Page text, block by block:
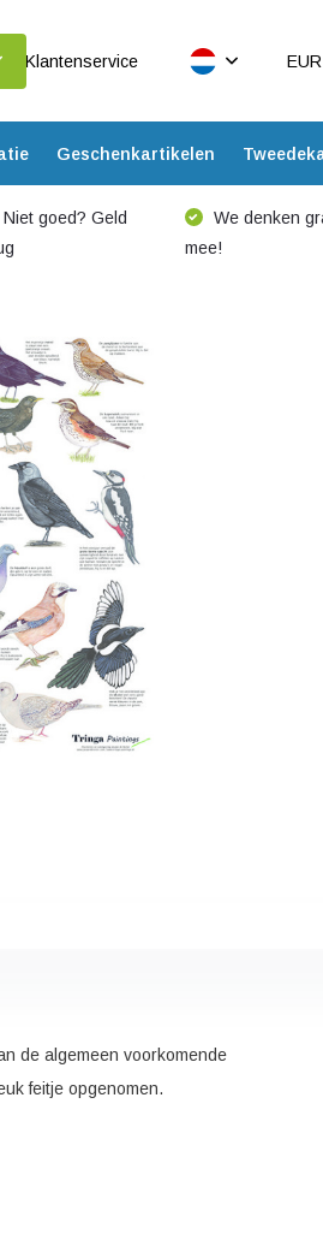
Klantenservice EUR
Geschenkartikelen
Niet goed? Geld
We denken
mee!
de algemeen voorkomende
feitje opgenomen.